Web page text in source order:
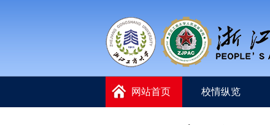
网站首页 校情纵览